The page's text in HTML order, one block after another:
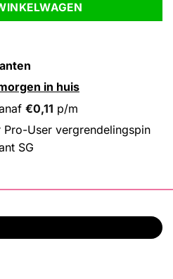
in huis
€0,11 p/m
Pro-User vergrendelingspin
SG